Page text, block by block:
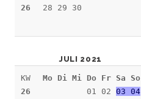
26
28 29 30
JULI 2021
KW
26
Mo Di Mi Do Fr Sa So
01 02 03 04